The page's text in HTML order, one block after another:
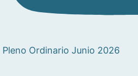
Pleno Ordinario Junio 2026